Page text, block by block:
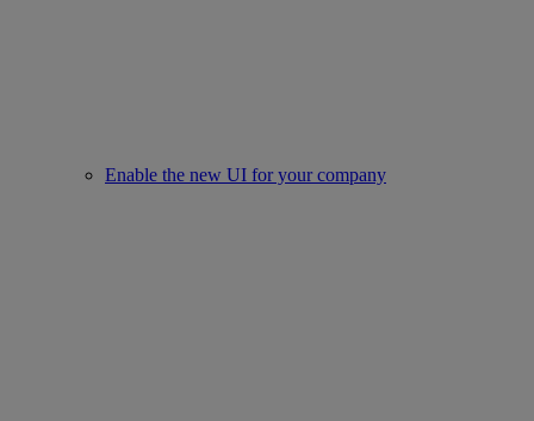
Enable the new UI for your company